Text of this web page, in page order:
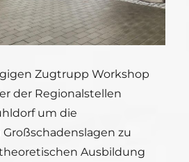
Zugtrupp Workshop
der Regionalstellen
um die
zu
Ausbildung